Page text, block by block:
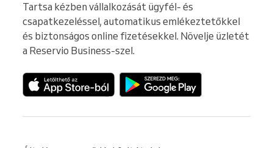
Tartsa kézben vállalkozását ügyfél- és
csapatkezeléssel, automatikus emlékeztetőkkel
és biztonságos online fizetésekkel. Növelje üzletét
a Reservio Business-szel.